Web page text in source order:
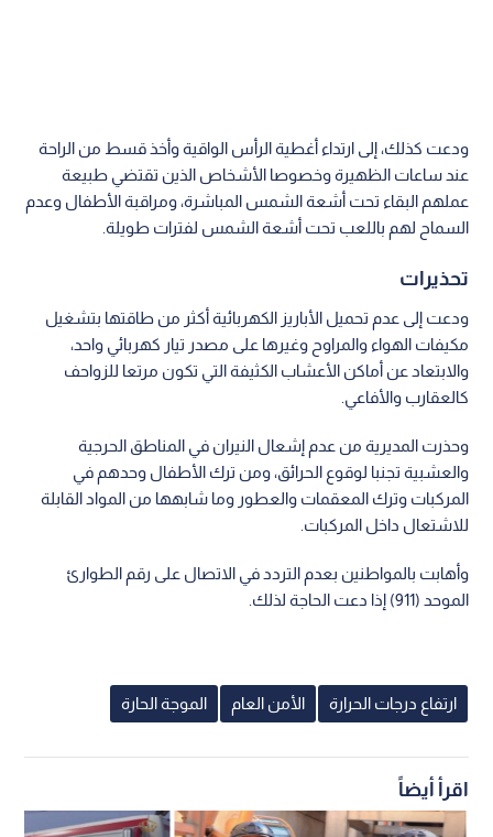
ودعت كذلك، إلى ارتداء أغطية الرأس الواقية وأخذ قسط من الراحة
عند ساعات الظهيرة وخصوصا الأشخاص الذين تقتضي طبيعة
عملهم البقاء تحت أشعة الشمس المباشرة، ومراقبة الأطفال وعدم
السماح لهم باللعب تحت أشعة الشمس لفترات طويلة.
تحذيرات
ودعت إلى عدم تحميل الأباريز الكهربائية أكثر من طاقتها بتشغيل
مكيفات الهواء والمراوح وغيرها على مصدر تيار كهربائي واحد،
والابتعاد عن أماكن الأعشاب الكثيفة التي تكون مرتعا للزواحف
كالعقارب والأفاعي.
وحذرت المديرية من عدم إشعال النيران في المناطق الحرجية
والعشبية تجنبا لوقوع الحرائق، ومن ترك الأطفال وحدهم في
المركبات وترك المعقمات والعطور وما شابهها من المواد القابلة
للاشتعال داخل المركبات.
وأهابت بالمواطنين بعدم التردد في الاتصال على رقم الطوارئ
الموحد (911) إذا دعت الحاجة لذلك.
ارتفاع درجات الحرارة الأمن العام الموجة الحارة
اقرأ أيضاً